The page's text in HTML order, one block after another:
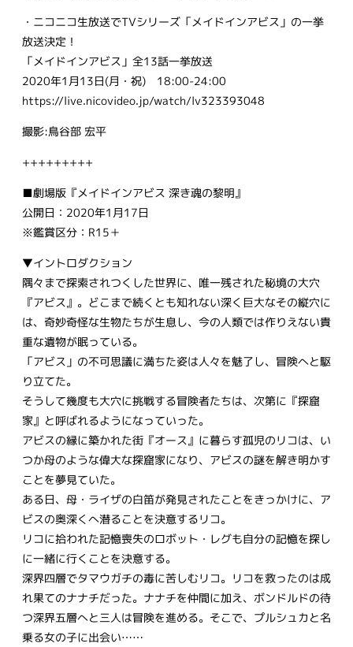
・ニコニコ生放送でTVシリーズ「メイドインアビス」の一挙
放送決定！
「メイドインアビス」全13話一挙放送
2020年1月13日(月・祝) 18:00-24:00
https://live.nicovideo.jp/watch/lv323393048
撮影:鳥谷部 宏平
+++++++++
■劇場版『メイドインアビス 深き魂の黎明』
公開日：2020年1月17日
※鑑賞区分：R15＋
▼イントロダクション
隅々まで探索されつくした世界に、唯一残された秘境の大穴
『アビス』。どこまで続くとも知れない深く巨大なその縦穴に
は、奇妙奇怪な生物たちが生息し、今の人類では作りえない貴
重な遺物が眠っている。
「アビス」の不可思議に満ちた姿は人々を魅了し、冒険へと駆
り立てた。
そうして幾度も大穴に挑戦する冒険者たちは、次第に『探窟
家』と呼ばれるようになっていった。
アビスの縁に築かれた街『オース』に暮らす孤児のリコは、い
つか母のような偉大な探窟家になり、アビスの謎を解き明かす
ことを夢見ていた。
ある日、母・ライザの白笛が発見されたことをきっかけに、ア
ビスの奥深くへ潜ることを決意するリコ。
リコに拾われた記憶喪失のロボット・レグも自分の記憶を探し
に一緒に行くことを決意する。
深界四層でタマウガチの毒に苦しむリコ。リコを救ったのは成
れ果てのナナチだった。ナナチを仲間に加え、ボンドルドの待
つ深界五層へと三人は冒険を進める。そこで、プルシュカと名
乗る女の子に出会い……